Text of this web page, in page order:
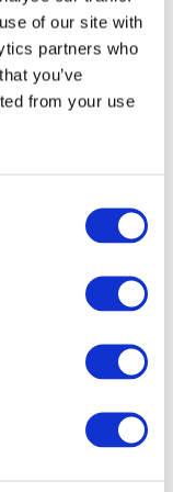
of our site with
partners who
you’ve
from your use